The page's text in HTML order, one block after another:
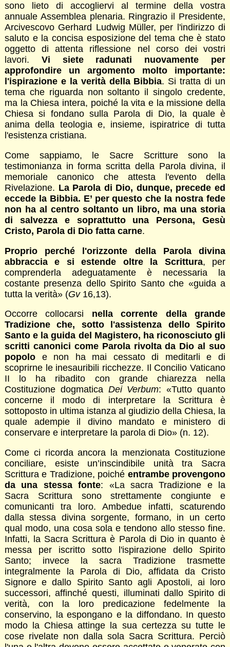
sono lieto di accogliervi al termine della vostra
annuale Assemblea plenaria. Ringrazio il Presidente,
Arcivescovo Gerhard Ludwig Müller, per l'indirizzo di
saluto e la concisa esposizione del tema che è stato
oggetto di attenta riflessione nel corso dei vostri
lavori. Vi siete radunati nuovamente per
approfondire un argomento molto importante:
l'ispirazione e la verità della Bibbia. Si tratta di un
tema che riguarda non soltanto il singolo credente,
ma la Chiesa intera, poiché la vita e la missione della
Chiesa si fondano sulla Parola di Dio, la quale è
anima della teologia e, insieme, ispiratrice di tutta
l'esistenza cristiana.
Come sappiamo, le Sacre Scritture sono la
testimonianza in forma scritta della Parola divina, il
memoriale canonico che attesta l'evento della
Rivelazione. La Parola di Dio, dunque, precede ed
eccede la Bibbia. E’ per questo che la nostra fede
non ha al centro soltanto un libro, ma una storia
di salvezza e soprattutto una Persona, Gesù
Cristo, Parola di Dio fatta carne.
Proprio perché l'orizzonte della Parola divina
abbraccia e si estende oltre la Scrittura, per
comprenderla adeguatamente è necessaria la
costante presenza dello Spirito Santo che «guida a
tutta la verità» (Gv16,13).
Occorre collocarsi nella corrente della grande
Tradizione che, sotto l'assistenza dello Spirito
Santo e la guida del Magistero, ha riconosciuto gli
scritti canonici come Parola rivolta da Dio al suo
popoloe non ha mai cessato di meditarli e di
scoprirne le inesauribili ricchezze. Il Concilio Vaticano
II lo ha ribadito con grande chiarezza nella
Costituzione dogmatica Dei Verbum: «Tutto quanto
concerne il modo di interpretare la Scrittura è
sottoposto in ultima istanza al giudizio della Chiesa, la
quale adempie il divino mandato e ministero di
conservare e interpretare la parola di Dio» (n. 12).
Come ci ricorda ancora la menzionata Costituzione
conciliare, esiste un’inscindibile unità tra Sacra
Scrittura e Tradizione, poiché entrambe provengono
da una stessa fonte: «La sacra Tradizione e la
Sacra Scrittura sono strettamente congiunte e
comunicanti tra loro. Ambedue infatti, scaturendo
dalla stessa divina sorgente, formano, in un certo
qual modo, una cosa sola e tendono allo stesso fine.
Infatti, la Sacra Scrittura è Parola di Dio in quanto è
messa per iscritto sotto l'ispirazione dello Spirito
Santo; invece la sacra Tradizione trasmette
integralmente la Parola di Dio, affidata da Cristo
Signore e dallo Spirito Santo agli Apostoli, ai loro
successori, affinché questi, illuminati dallo Spirito di
verità, con la loro predicazione fedelmente la
conservino, la espongano e la diffondano. In questo
modo la Chiesa attinge la sua certezza su tutte le
cose rivelate non dalla sola Sacra Scrittura. Perciò